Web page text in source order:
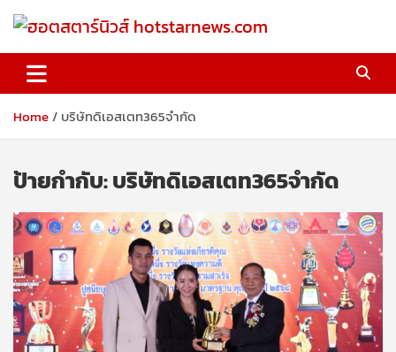
ฮอตสตาร์นิวส์ hotstarnews.com
Home บริษัทดิเอสเตท365จำกัด
ป้ายกำกับ:บริษัทดิเอสเตท365จำกัด